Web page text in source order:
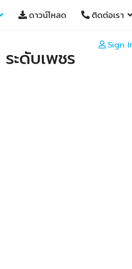
ดาวน์โหลด ติดต่อเรา
Sign
ะดับเพชร